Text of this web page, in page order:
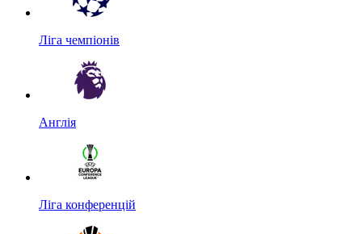
Ліга чемпіонів
Англія
Ліга конференцій